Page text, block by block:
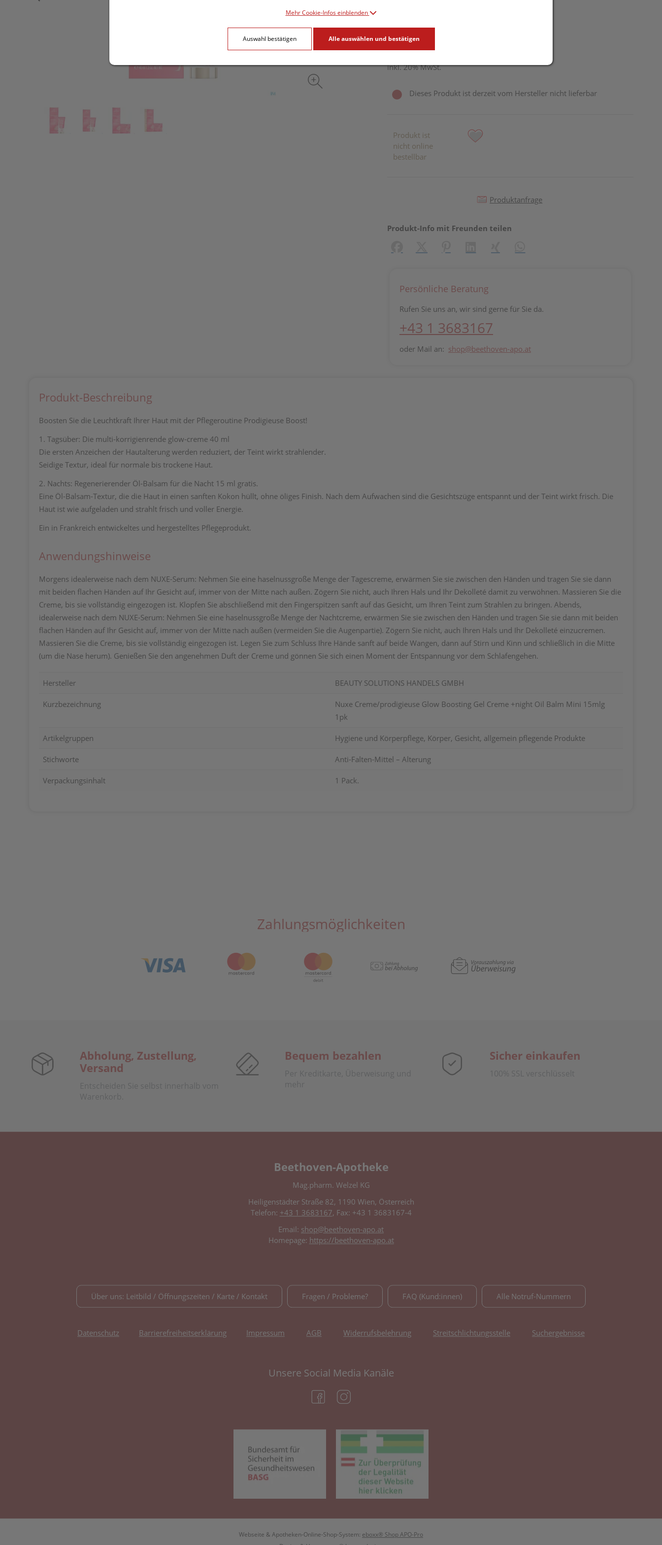
1 Pack. / Einheit
inkl. 20% MwSt.
Dieses Produkt ist derzeit vom Hersteller nicht lieferbar
Produkt ist
nicht online
bestellbar
Produktanfrage
Produkt-Info mit Freunden teilen
Persönliche Beratung
Rufen Sie uns an, wir sind gerne für Sie da.
+43 1 3683167
oder Mail an: shop@beethoven-apo.at
Produkt-Beschreibung
Boosten Sie die Leuchtkraft Ihrer Haut mit der Pflegeroutine Prodigieuse Boost!
1. Tagsüber: Die multi-korrigienrende glow-creme 40 ml
Die ersten Anzeichen der Hautalterung werden reduziert, der Teint wirkt strahlender.
Seidige Textur, ideal für normale bis trockene Haut.
2. Nachts: Regenerierender Öl-Balsam für die Nacht 15 ml gratis.
Eine Öl-Balsam-Textur, die die Haut in einen sanften Kokon hüllt, ohne öliges Finish. Nach dem Aufwachen sind die Gesichtszüge entspannt und der Teint wirkt frisch. Die
Haut ist wie aufgeladen und strahlt frisch und voller Energie.
Ein in Frankreich entwickeltes und hergestelltes Pflegeprodukt.
Anwendungshinweise
Morgens idealerweise nach dem NUXE-Serum: Nehmen Sie eine haselnussgroße Menge der Tagescreme, erwärmen Sie sie zwischen den Händen und tragen Sie sie dann
mit beiden flachen Händen auf Ihr Gesicht auf, immer von der Mitte nach außen. Zögern Sie nicht, auch Ihren Hals und Ihr Dekolleté damit zu verwöhnen. Massieren Sie die
Creme, bis sie vollständig eingezogen ist. Klopfen Sie abschließend mit den Fingerspitzen sanft auf das Gesicht, um Ihren Teint zum Strahlen zu bringen. Abends,
idealerweise nach dem NUXE-Serum: Nehmen Sie eine haselnussgroße Menge der Nachtcreme, erwärmen Sie sie zwischen den Händen und tragen Sie sie dann mit beiden
flachen Händen auf Ihr Gesicht auf, immer von der Mitte nach außen (vermeiden Sie die Augenpartie). Zögern Sie nicht, auch Ihren Hals und Ihr Dekolleté einzucremen.
Massieren Sie die Creme, bis sie vollständig eingezogen ist. Legen Sie zum Schluss Ihre Hände sanft auf beide Wangen, dann auf Stirn und Kinn und schließlich in die Mitte
(um die Nase herum). Genießen Sie den angenehmen Duft der Creme und gönnen Sie sich einen Moment der Entspannung vor dem Schlafengehen.
Hersteller BEAUTY SOLUTIONS HANDELS GMBH
Kurzbezeichnung
Nuxe Creme/prodigieuse Glow Boosting Gel Creme +night Oil Balm Mini 15mlg
1pk
Artikelgruppen Hygiene und Körperpflege, Körper, Gesicht, allgemein pflegende Produkte
Stichworte Anti-Falten-Mittel – Alterung
Verpackungsinhalt 1 Pack.
Zahlungsmöglichkeiten
Abholung, Zustellung,
Versand
Entscheiden Sie selbst innerhalb vom
Warenkorb.
Bequem bezahlen
Per Kreditkarte, Überweisung und
mehr
Sicher einkaufen
100% SSL verschlüsselt
Beethoven-Apotheke
Mag.pharm. Welzel KG
Heiligenstädter Straße 82, 1190 Wien, Österreich
Telefon: +43 1 3683167, Fax: +43 1 3683167-4
Email: shop@beethoven-apo.at
Homepage: https://beethoven-apo.at
Über uns: Leitbild / Öffnungszeiten / Karte / Kontakt Fragen / Probleme? FAQ (Kund:innen) Alle Notruf-Nummern
Datenschutz Barrierefreiheitserklärung Impressum AGB Widerrufsbelehrung Streitschlichtungsstelle Suchergebnisse
Unsere Social Media Kanäle
(öffnet in neuem Tab)
(öffnet in neuem Tab)
Webseite & Apotheken-Online-Shop-System: eboxx® Shop APO-Pro
Mehr Cookie-Infos einblenden
Auswahl bestätigen Alle auswählen und bestätigen